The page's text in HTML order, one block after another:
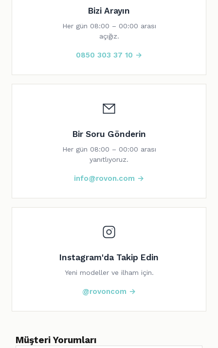
Bizi Arayın
Her gün 08:00 – 00:00 arası
açığız.
0850 303 37 10 →
Bir Soru Gönderin
Her gün 08:00 – 00:00 arası
yanıtlıyoruz.
info@rovon.com →
Instagram'da Takip Edin
Yeni modeller ve ilham için.
@rovoncom →
Müşteri Yorumları